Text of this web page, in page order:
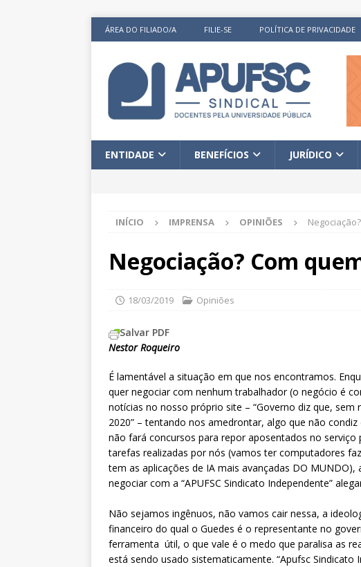
ÁREA DO FILIADO/A FILIE-SE POLÍTICA DE PRIVACIDADE
ENTIDADE BENEFÍCIOS JURÍDICO
INÍCIO IMPRENSA OPINIÕES
Negociação? Com
18/03/2019 Opiniões
Salvar PDF
Nestor Roqueiro
É lamentável a situação em que nos encontramos.
quer negociar com nenhum trabalhador (o negócio é
notícias no nosso próprio site – “Governo diz que,
2020” – tentando nos amedrontar, algo que não
não fará concursos para repor aposentados no serviço
tarefas realizadas por nós (vamos ter computadores
tem as aplicações de IA mais avançadas DO
negociar com a “APUFSC Sindicato Independente”
Não sejamos ingênuos, não vamos cair nessa, a
financeiro do qual o Guedes é o representante no
ferramenta útil, o que vale é o medo que paralisa as
está sendo usado sistematicamente. “Apufsc Sindicato